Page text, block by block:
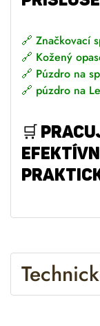
🔗 Značkovací
🔗 Kožený
🔗 Púzdro na
🔗 púzdro na
🛒